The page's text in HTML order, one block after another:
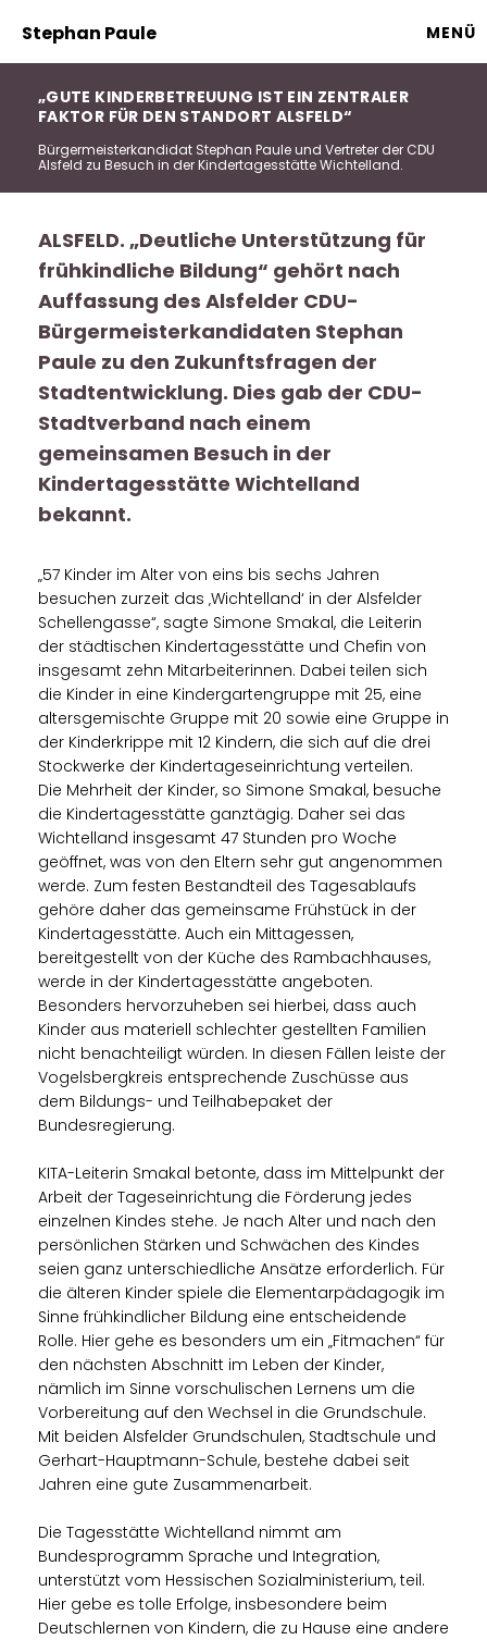
Stephan Paule MENÜ
GUTE KINDERBETREUUNG IST EIN ZENTRALER
FAKTOR FÜR DEN STANDORT ALSFELD“
Bürgermeisterkandidat Stephan Paule und Vertreter der CDU
Alsfeld zu Besuch in der Kindertagesstätte Wichtelland.
ALSFELD. „Deutliche Unterstützung für
frühkindliche Bildung“ gehört nach
Auffassung des Alsfelder CDU-
Bürgermeisterkandidaten Stephan
Paule zu den Zukunftsfragen der
Stadtentwicklung. Dies gab der CDU-
Stadtverband nach einem
gemeinsamen Besuch in der
Kindertagesstätte Wichtelland
bekannt.
57 Kinder im Alter von eins bis sechs Jahren
besuchen zurzeit das ‚Wichtelland‘ in der Alsfelder
Schellengasse“, sagte Simone Smakal, die Leiterin
der städtischen Kindertagesstätte und Chefin von
insgesamt zehn Mitarbeiterinnen. Dabei teilen sich
die Kinder in eine Kindergartengruppe mit 25, eine
altersgemischte Gruppe mit 20 sowie eine Gruppe in
der Kinderkrippe mit 12 Kindern, die sich auf die drei
Stockwerke der Kindertageseinrichtung verteilen.
Die Mehrheit der Kinder, so Simone Smakal, besuche
die Kindertagesstätte ganztägig. Daher sei das
Wichtelland insgesamt 47 Stunden pro Woche
geöffnet, was von den Eltern sehr gut angenommen
werde. Zum festen Bestandteil des Tagesablaufs
gehöre daher das gemeinsame Frühstück in der
Kindertagesstätte. Auch ein Mittagessen,
bereitgestellt von der Küche des Rambachhauses,
werde in der Kindertagesstätte angeboten.
Besonders hervorzuheben sei hierbei, dass auch
Kinder aus materiell schlechter gestellten Familien
nicht benachteiligt würden. In diesen Fällen leiste der
Vogelsbergkreis entsprechende Zuschüsse aus
dem Bildungs- und Teilhabepaket der
Bundesregierung.
KITA-Leiterin Smakal betonte, dass im Mittelpunkt der
Arbeit der Tageseinrichtung die Förderung jedes
einzelnen Kindes stehe. Je nach Alter und nach den
persönlichen Stärken und Schwächen des Kindes
seien ganz unterschiedliche Ansätze erforderlich. Für
die älteren Kinder spiele die Elementarpädagogik im
Sinne frühkindlicher Bildung eine entscheidende
Rolle. Hier gehe es besonders um ein „Fitmachen“ für
den nächsten Abschnitt im Leben der Kinder,
nämlich im Sinne vorschulischen Lernens um die
Vorbereitung auf den Wechsel in die Grundschule.
Mit beiden Alsfelder Grundschulen, Stadtschule und
Gerhart-Hauptmann-Schule, bestehe dabei seit
Jahren eine gute Zusammenarbeit.
Die Tagesstätte Wichtelland nimmt am
Bundesprogramm Sprache und Integration,
unterstützt vom Hessischen Sozialministerium, teil.
Hier gebe es tolle Erfolge, insbesondere beim
Deutschlernen von Kindern, die zu Hause eine andere